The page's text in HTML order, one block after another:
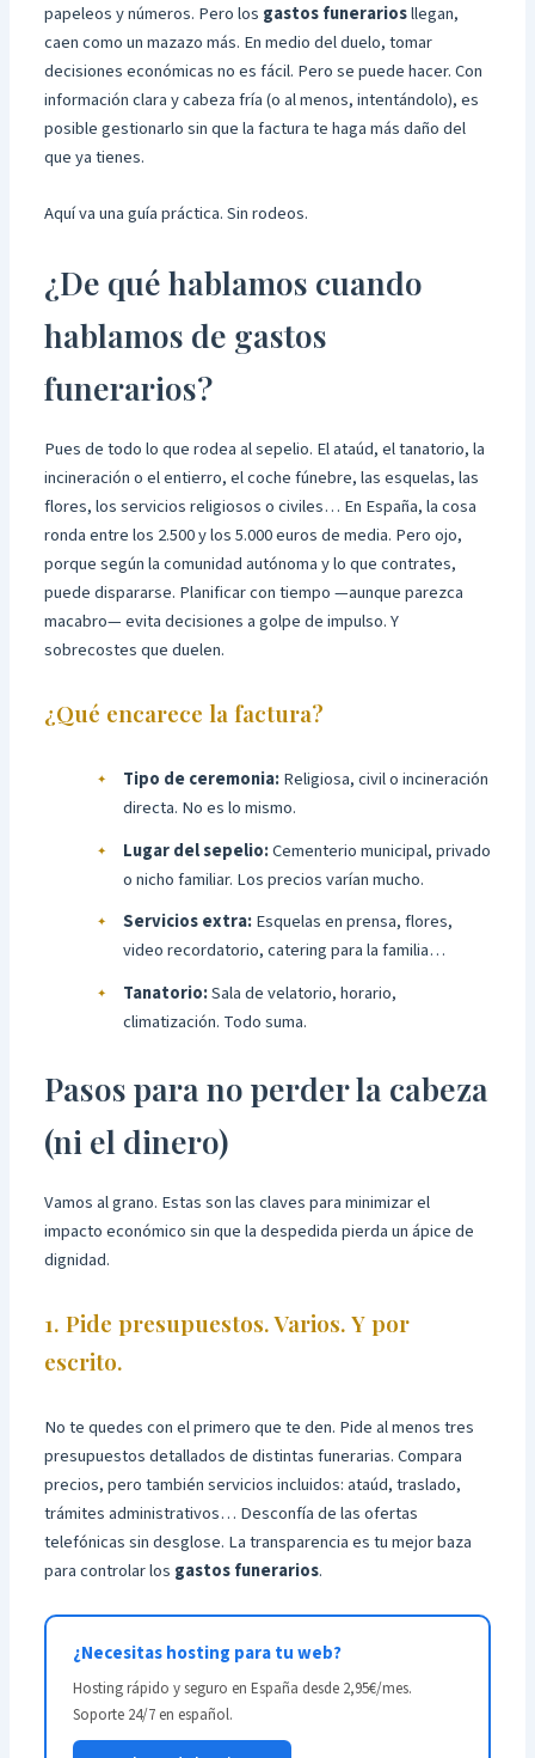
papeleos y números. Pero los gastos funerariosllegan,
caen como un mazazo más. En medio del duelo, tomar
decisiones económicas no es fácil. Pero se puede hacer. Con
información clara y cabeza fría (o al menos, intentándolo), es
posible gestionarlo sin que la factura te haga más daño del
que ya tienes.
Aquí va una guía práctica. Sin rodeos.
¿De qué hablamos cuando
hablamos de gastos
funerarios?
Pues de todo lo que rodea al sepelio. El ataúd, el tanatorio, la
incineración o el entierro, el coche fúnebre, las esquelas, las
flores, los servicios religiosos o civiles… En España, la cosa
ronda entre los 2.500 y los 5.000 euros de media. Pero ojo,
porque según la comunidad autónoma y lo que contrates,
puede dispararse. Planificar con tiempo —aunque parezca
macabro— evita decisiones a golpe de impulso. Y
sobrecostes que duelen.
¿Qué encarece la factura?
Tipo de ceremonia:Religiosa, civil o incineración
directa. No es lo mismo.
Lugar del sepelio:Cementerio municipal, privado
o nicho familiar. Los precios varían mucho.
Servicios extra:Esquelas en prensa, flores,
video recordatorio, catering para la familia…
Tanatorio:Sala de velatorio, horario,
climatización. Todo suma.
Pasos para no perder la cabeza
(ni el dinero)
Vamos al grano. Estas son las claves para minimizar el
impacto económico sin que la despedida pierda un ápice de
dignidad.
1. Pide presupuestos. Varios. Y por
escrito.
No te quedes con el primero que te den. Pide al menos tres
presupuestos detallados de distintas funerarias. Compara
precios, pero también servicios incluidos: ataúd, traslado,
trámites administrativos… Desconfía de las ofertas
telefónicas sin desglose. La transparencia es tu mejor baza
para controlar los gastos funerarios.
¿Necesitas hosting para tu web?
Hosting rápido y seguro en España desde 2,95€/mes.
Soporte 24/7 en español.